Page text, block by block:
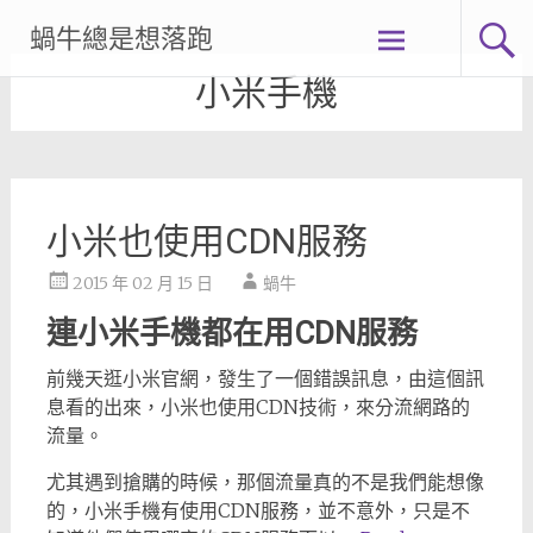
content
蝸牛總是想落跑
小米手機
小米也使用CDN服務
2015 年 02 月 15 日 蝸牛
連小米手機都在用CDN服務
前幾天逛小米官網，發生了一個錯誤訊息，由這個訊
息看的出來，小米也使用CDN技術，來分流網路的
流量。
尤其遇到搶購的時候，那個流量真的不是我們能想像
的，小米手機有使用CDN服務，並不意外，只是不